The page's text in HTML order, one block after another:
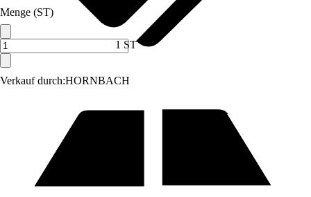
Verkauf durch:HORNBACH
Menge (ST)
1 ST